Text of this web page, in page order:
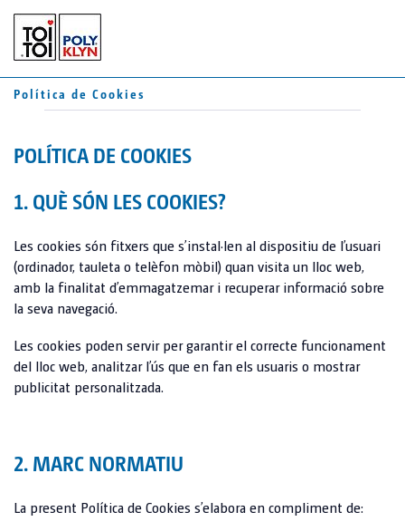
CA
ES
FRLAVABOS
WC MÒBILS
TOI® ROCKY
TOI® ROCKY DUO
TOI® GREEN
TOI® HYGIENE+
TOI® WATER UP
TOI® WATER
TOI® CONSTRU
JOHN PRIVY
SERVEIS
SOLUCIONS AIGÜES
TOI TOI® SANITARIS ELS PIRINEUS
Política de Cookies
POLÍTICA DE COOKIES
1. QUÈ SÓN LES COOKIES?
Les cookies són fitxers que s’instal·len al dispositiu de l’usuari
(ordinador, tauleta o telèfon mòbil) quan visita un lloc web,
amb la finalitat d’emmagatzemar i recuperar informació sobre
la seva navegació.
Les cookies poden servir per garantir el correcte funcionament
del lloc web, analitzar l’ús que en fan els usuaris o mostrar
publicitat personalitzada.
2. MARC NORMATIU
La present Política de Cookies s’elabora en compliment de: